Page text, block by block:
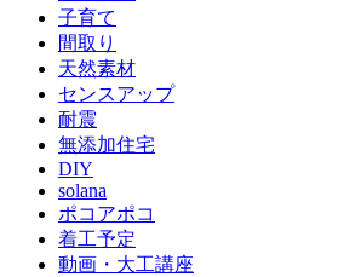
子育て
間取り
天然素材
センスアップ
耐震
無添加住宅
DIY
solana
ポコアポコ
着工予定
動画・大工講座